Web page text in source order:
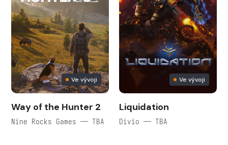
Ve vývoji
Way of the Hunter 2
Nine Rocks Games — TBA
Ve vývoji
Liquidation
Divio — TBA